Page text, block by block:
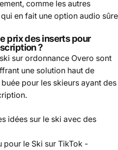
comme les autres
en fait une option audio sûre
prix des inserts pour
?
sur ordonnance Overo sont
une solution haut de
pour les skieurs ayant des
idées sur le ski avec des
pour le Ski sur TikTok -